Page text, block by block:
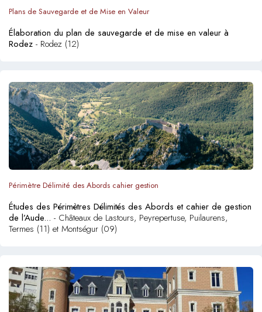
Plans de Sauvegarde et de Mise en Valeur
Élaboration du plan de sauvegarde et de mise en valeur à
Rodez - Rodez (12)
Périmètre Délimité des Abords cahier gestion
Études des Périmètres Délimités des Abords et cahier de gestion
de l’Aude... - Châteaux de Lastours, Peyrepertuse, Puilaurens,
Termes (11) et Montségur (09)